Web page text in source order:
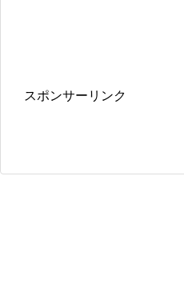
スポンサーリンク